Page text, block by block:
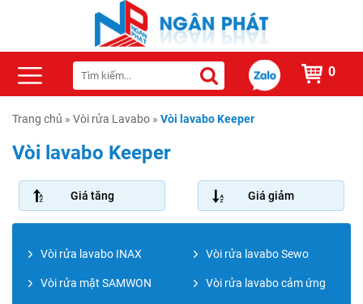
0
Trang chủ » Vòi rửa Lavabo » Vòi lavabo Keeper
Vòi lavabo Keeper
Giá tăng Giá giảm
Vòi rửa lavabo INAX Vòi rửa lavabo Sewo
Vòi rửa mặt SAMWON Vòi rửa lavabo cảm ứng